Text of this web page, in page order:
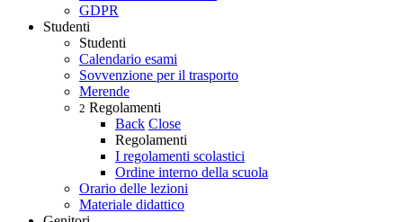
GDPR
Studenti
Studenti
Calendario esami
Sovvenzione per il trasporto
Merende
2 Regolamenti
Back Close
Regolamenti
I regolamenti scolastici
Ordine interno della scuola
Orario delle lezioni
Materiale didattico